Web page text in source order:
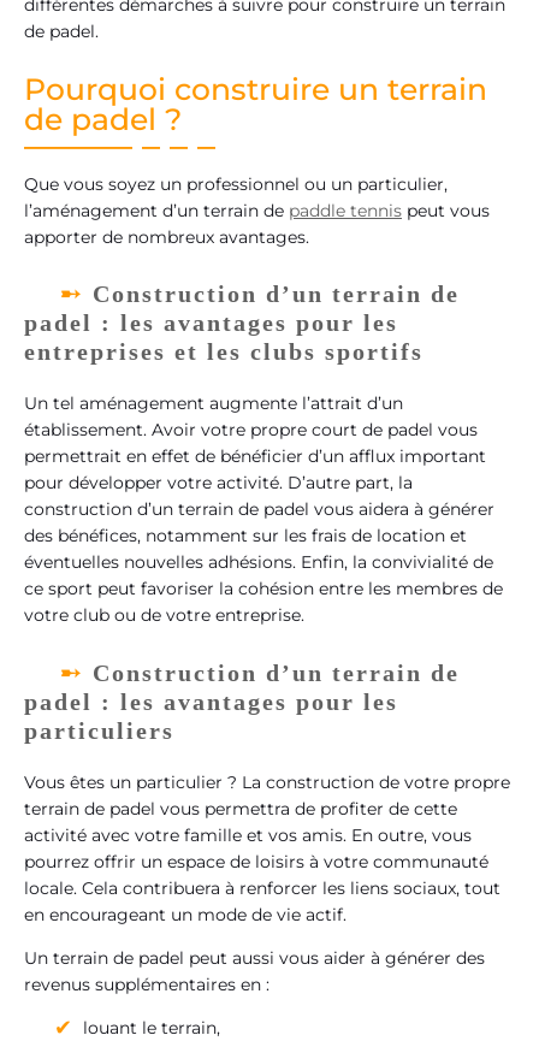
différentes démarches à suivre pour construire un terrain
de padel.
Pourquoi construire un terrain
de padel ?
Que vous soyez un professionnel ou un particulier,
l’aménagement d’un terrain de paddle tennis peut vous
apporter de nombreux avantages.
Construction d’un terrain de
padel : les avantages pour les
entreprises et les clubs sportifs
Un tel aménagement augmente l’attrait d’un
établissement. Avoir votre propre court de padel vous
permettrait en effet de bénéficier d’un afflux important
pour développer votre activité. D’autre part, la
construction d’un terrain de padel vous aidera à générer
des bénéfices, notamment sur les frais de location et
éventuelles nouvelles adhésions. Enfin, la convivialité de
ce sport peut favoriser la cohésion entre les membres de
votre club ou de votre entreprise.
Construction d’un terrain de
padel : les avantages pour les
particuliers
Vous êtes un particulier ? La construction de votre propre
terrain de padel vous permettra de profiter de cette
activité avec votre famille et vos amis. En outre, vous
pourrez offrir un espace de loisirs à votre communauté
locale. Cela contribuera à renforcer les liens sociaux, tout
en encourageant un mode de vie actif.
Un terrain de padel peut aussi vous aider à générer des
revenus supplémentaires en :
louant le terrain,